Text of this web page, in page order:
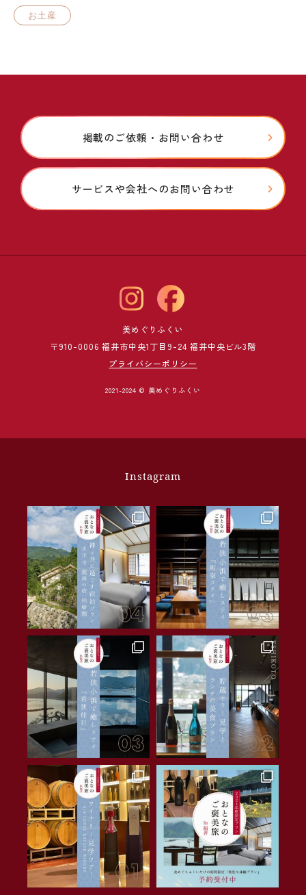
お土産
掲載のご依頼・お問い合わせ
サービスや会社へのお問い合わせ
美めぐりふくい
〒910-0006 福井市中央1丁目9-24 福井中央ビル3階
プライバシーポリシー
2021-2024 © 美めぐりふくい
Instagram